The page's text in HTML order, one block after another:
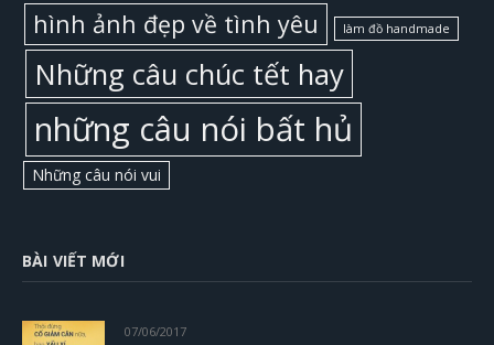
hình ảnh đẹp về tình yêu làm đồ handmade
Những câu chúc tết hay
những câu nói bất hủ
Những câu nói vui
BÀI VIẾT MỚI
07/06/2017